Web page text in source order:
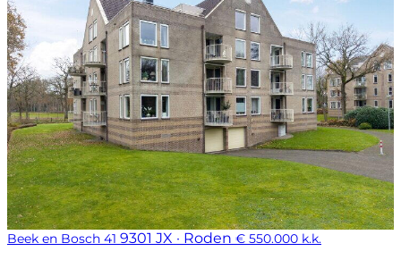
Beek en Bosch 41 9301 JX · Roden € 550.000 k.k.